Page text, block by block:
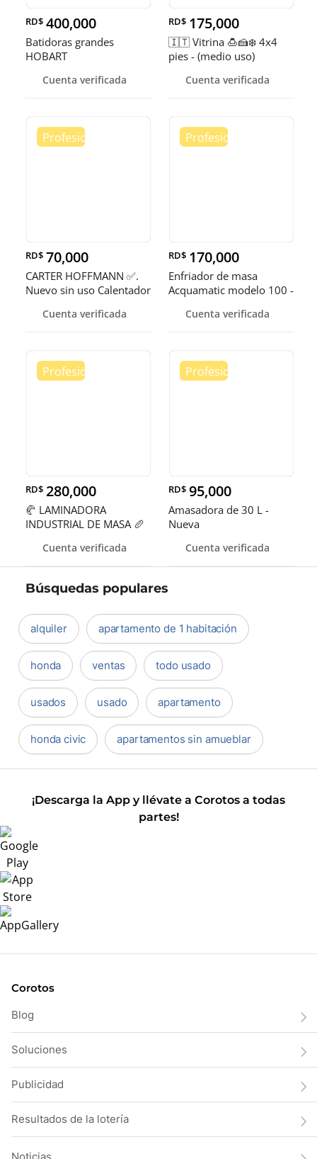
RD$ 400,000
Batidoras grandes
HOBART
Cuenta verificada
RD$ 175,000
🇮🇹 Vitrina 🍮🍰❄️ 4x4
pies - (medio uso)
Cuenta verificada
RD$ 70,000
CARTER HOFFMANN ✅.
Nuevo sin uso Calentador
Cuenta verificada
RD$ 170,000
Enfriador de masa
Acquamatic modelo 100 -
Cuenta verificada
RD$ 280,000
🥐 LAMINADORA
INDUSTRIAL DE MASA 🥖
Cuenta verificada
RD$ 95,000
Amasadora de 30 L -
Nueva
Cuenta verificada
Búsquedas populares
alquiler apartamento de 1 habitación
honda ventas todo usado
usados usado apartamento
honda civic apartamentos sin amueblar
¡Descarga la App y llévate a Corotos a todas
partes!
Corotos
Blog
Soluciones
Publicidad
Resultados de la lotería